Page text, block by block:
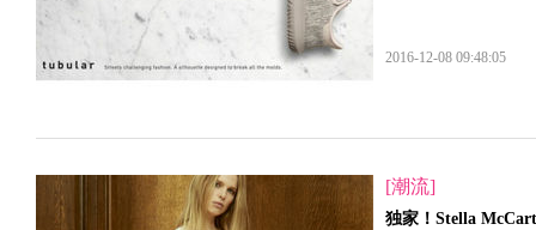
2016-12-08 09:48:05
[潮流]
独家！Stella